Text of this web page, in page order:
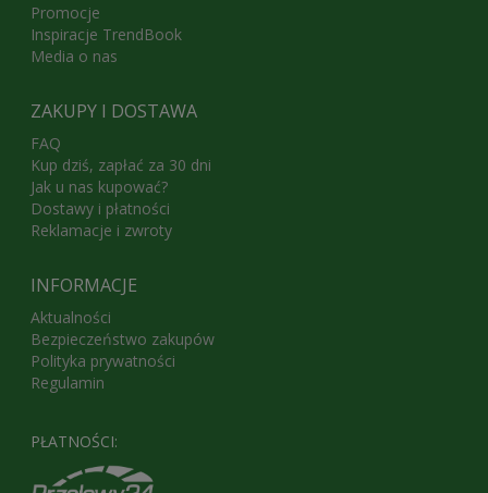
Promocje
Inspiracje TrendBook
Media o nas
ZAKUPY I DOSTAWA
FAQ
Kup dziś, zapłać za 30 dni
Jak u nas kupować?
Dostawy i płatności
Reklamacje i zwroty
INFORMACJE
Aktualności
Bezpieczeństwo zakupów
Polityka prywatności
Regulamin
PŁATNOŚCI: